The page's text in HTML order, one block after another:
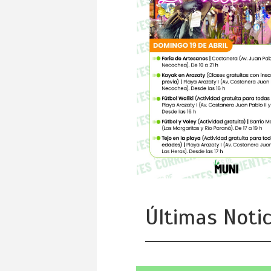
Últimas